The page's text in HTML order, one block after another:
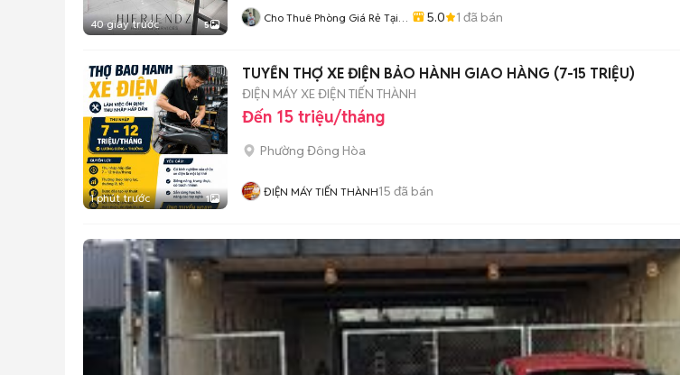
40 giây trước 5
Cho Thuê Phòng Giá Rẻ Tại
5.0 1 đã bán
1 phút trước 1
TUYỂN THỢ XE ĐIỆN BẢO HÀNH GIAO HÀNG (7-15 TRIỆU)
ĐIỆN MÁY XE ĐIỆN TIẾN THÀNH
Đến 15 triệu/tháng
Phường Đông Hòa
ĐIỆN MÁY TIẾN THÀNH15 đã bán